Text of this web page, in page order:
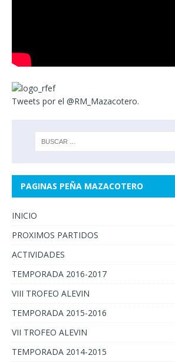
Tweets por el @RM_Mazacotero.
PAGINAS PEÑA MAZACOTERO
INICIO
PROXIMOS PARTIDOS
ACTIVIDADES
TEMPORADA 2016-2017
VIII TROFEO ALEVIN
TEMPORADA 2015-2016
VII TROFEO ALEVIN
TEMPORADA 2014-2015